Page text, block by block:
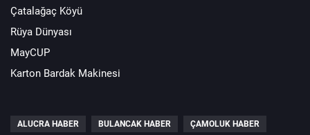
Çatalağaç Köyü
Rüya Dünyası
MayCUP
Karton Bardak Makinesi
ALUCRA HABER BULANCAK HABER ÇAMOLUK HABER